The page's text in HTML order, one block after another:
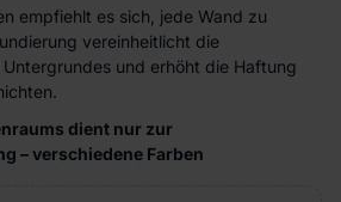
empfiehlt es sich, jede Wand zu
vereinheitlicht die
und erhöht die Haftung
dient nur zur
– verschiedene Farben